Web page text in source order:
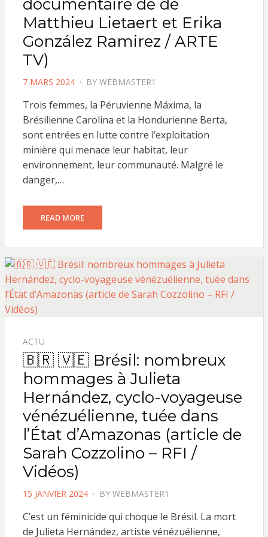
documentaire de de
Matthieu Lietaert et Erika
González Ramirez / ARTE
TV)
POSTED
7 MARS 2024 BY WEBMASTER1
Trois femmes, la Péruvienne Máxima, la
Brésilienne Carolina et la Hondurienne Berta,
sont entrées en lutte contre l’exploitation
minière qui menace leur habitat, leur
environnement, leur communauté. Malgré le
danger,…
READ MORE
ACTU
🇧🇷 🇻🇪 Brésil: nombreux
hommages à Julieta
Hernández, cyclo-voyageuse
vénézuélienne, tuée dans
l’État d’Amazonas (article de
Sarah Cozzolino – RFI /
Vidéos)
POSTED
15 JANVIER 2024 BY WEBMASTER1
C’est un féminicide qui choque le Brésil. La mort
de Julieta Hernández, artiste vénézuélienne,